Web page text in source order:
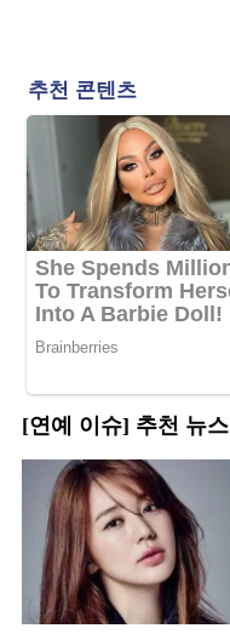
[연예 이슈] 추천 뉴스